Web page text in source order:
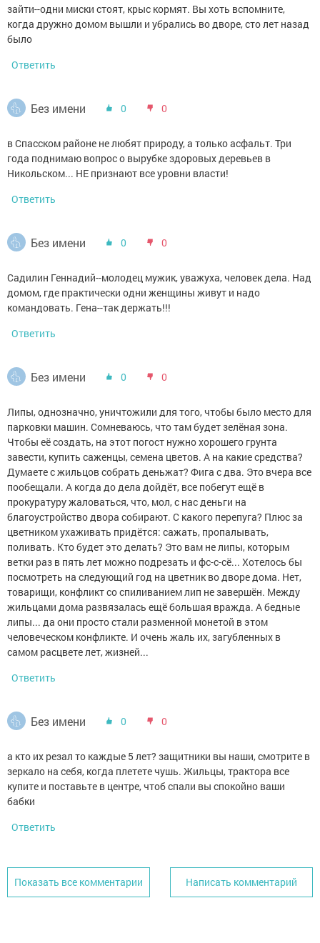
зайти--одни миски стоят, крыс кормят. Вы хоть вспомните,
когда дружно домом вышли и убрались во дворе, сто лет назад
было
Ответить
Без имени 0 0
в Спасском районе не любят природу, а только асфальт. Три
года поднимаю вопрос о вырубке здоровых деревьев в
Никольском... НЕ признают все уровни власти!
Ответить
Без имени 0 0
Садилин Геннадий--молодец мужик, уважуха, человек дела. Над
домом, где практически одни женщины живут и надо
командовать. Гена--так держать!!!
Ответить
Без имени 0 0
Липы, однозначно, уничтожили для того, чтобы было место для
парковки машин. Сомневаюсь, что там будет зелёная зона.
Чтобы её создать, на этот погост нужно хорошего грунта
завести, купить саженцы, семена цветов. А на какие средства?
Думаете с жильцов собрать деньжат? Фига с два. Это вчера все
пообещали. А когда до дела дойдёт, все побегут ещё в
прокуратуру жаловаться, что, мол, с нас деньги на
благоустройство двора собирают. С какого перепуга? Плюс за
цветником ухаживать придётся: сажать, пропалывать,
поливать. Кто будет это делать? Это вам не липы, которым
ветки раз в пять лет можно подрезать и фс-с-сё... Хотелось бы
посмотреть на следующий год на цветник во дворе дома. Нет,
товарищи, конфликт со спиливанием лип не завершён. Между
жильцами дома развязалась ещё большая вражда. А бедные
липы... да они просто стали разменной монетой в этом
человеческом конфликте. И очень жаль их, загубленных в
самом расцвете лет, жизней...
Ответить
Без имени 0 0
а кто их резал то каждые 5 лет? защитники вы наши, смотрите в
зеркало на себя, когда плетете чушь. Жильцы, трактора все
купите и поставьте в центре, чтоб спали вы спокойно ваши
бабки
Ответить
Показать все комментарии Написать комментарий